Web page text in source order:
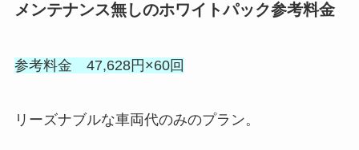
メンテナンス無しのホワイトパック参考料金
参考料金 47,628円×60回
リーズナブルな車両代のみのプラン。